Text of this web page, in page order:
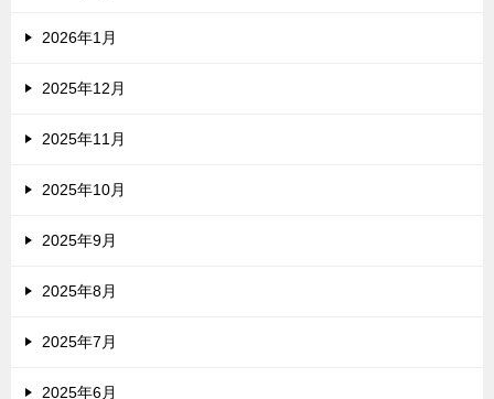
2026年1月
2025年12月
2025年11月
2025年10月
2025年9月
2025年8月
2025年7月
2025年6月